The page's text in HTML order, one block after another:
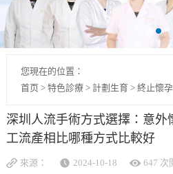
您現在的位置：
首页 > 特色診療> 計劃生育> 終止懷孕
深圳人流手術方式選擇：意外
工流產相比哪種方式比較好
來源： 2024-10-18 647 次